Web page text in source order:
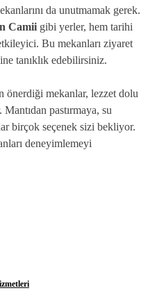
da unutmamak gerek.
Camii gibi yerler, hem tarihi
Bu mekanları ziyaret
tanıklık edebilirsiniz.
önerdiği mekanlar, lezzet dolu
pastırmaya, su
birçok seçenek sizi bekliyor.
deneyimlemeyi